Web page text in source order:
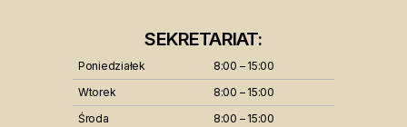
SEKRETARIAT:
Poniedziałek
8:00 – 15:00
Wtorek
8:00 – 15:00
Środa
8:00 – 15:00